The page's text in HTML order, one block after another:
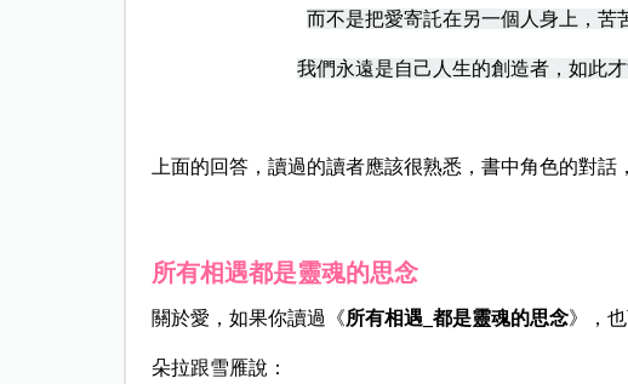
而不是把愛寄託在另一個人身上，苦
我們永遠是自己人生的創造者，如此
上面的回答，讀過的讀者應該很熟悉，書中角色的對話
所有相遇都是靈魂的思念
關於愛，如果你讀過《所有相遇_都是靈魂的思念》，
朵拉跟雪雁說：